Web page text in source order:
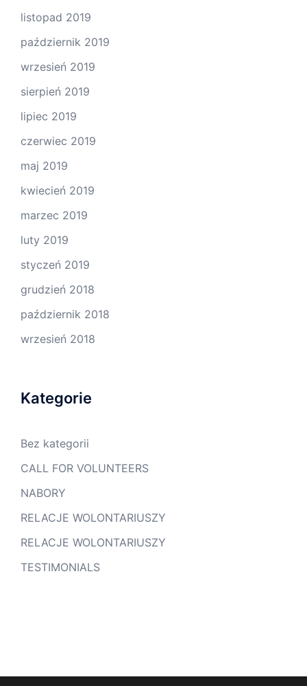
listopad 2019
październik 2019
wrzesień 2019
sierpień 2019
lipiec 2019
czerwiec 2019
maj 2019
kwiecień 2019
marzec 2019
luty 2019
styczeń 2019
grudzień 2018
październik 2018
wrzesień 2018
Kategorie
Bez kategorii
CALL FOR VOLUNTEERS
NABORY
RELACJE WOLONTARIUSZY
RELACJE WOLONTARIUSZY
TESTIMONIALS